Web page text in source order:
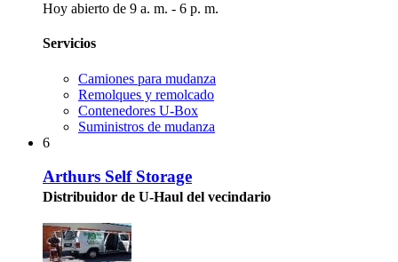
Hoy abierto de 9 a. m. - 6 p. m.
Servicios
Camiones para mudanza
Remolques y remolcado
Contenedores U-Box
Suministros de mudanza
6
Arthurs Self Storage
Distribuidor de U-Haul del vecindario